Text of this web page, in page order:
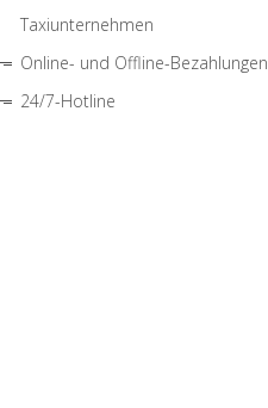
Taxiunternehmen
Online- und Offline-Bezahlungen
24/7-Hotline